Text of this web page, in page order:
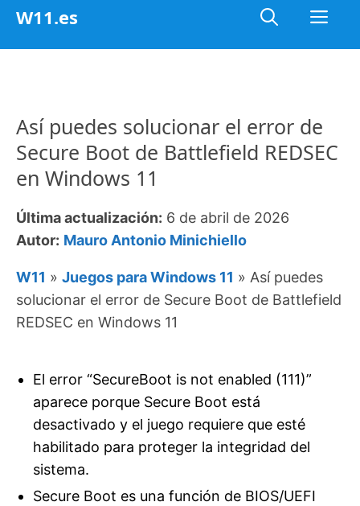
Saltar
W11.es
Así puedes solucionar el error de
Secure Boot de Battlefield REDSEC
en Windows 11
Última actualización: 6 de abril de 2026
Autor: Mauro Antonio Minichiello
W11 » Juegos para Windows 11 » Así puedes
solucionar el error de Secure Boot de Battlefield
REDSEC en Windows 11
El error “SecureBoot is not enabled (111)”
aparece porque Secure Boot está
desactivado y el juego requiere que esté
habilitado para proteger la integridad del
sistema.
Secure Boot es una función de BIOS/UEFI